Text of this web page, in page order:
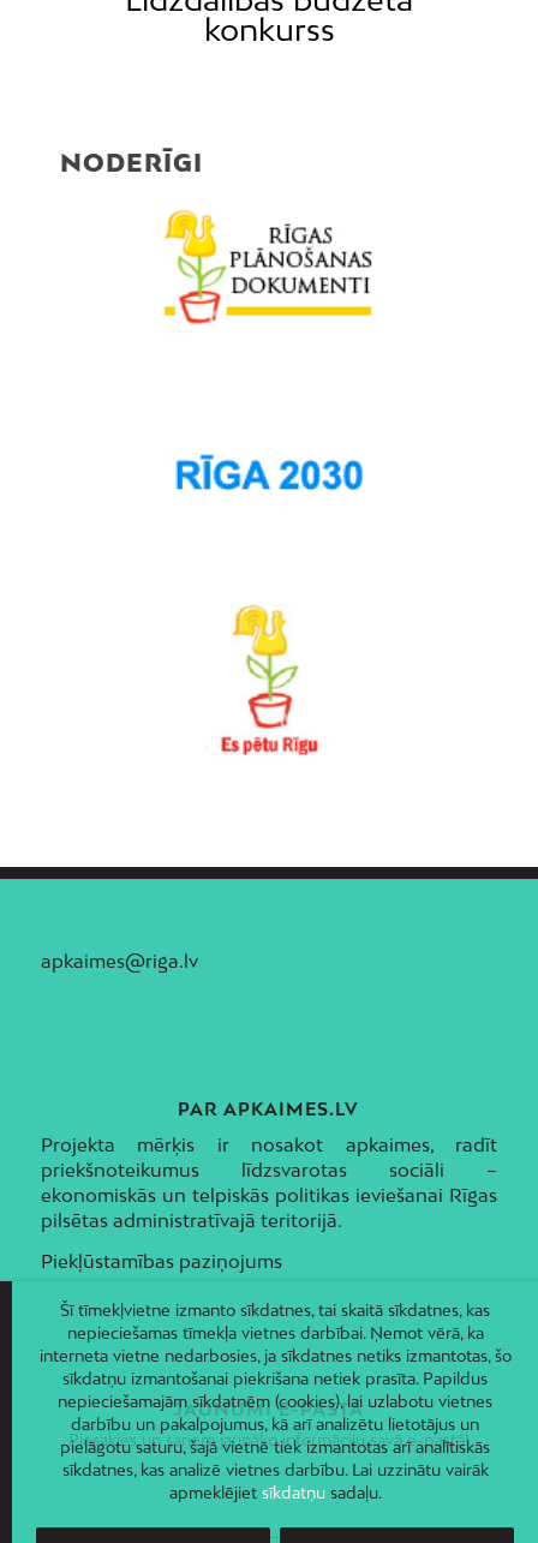
konkurss
NODERĪGI
apkaimes@riga.lv
PAR APKAIMES.LV
Projekta mērķis ir nosakot apkaimes, radīt
priekšnoteikumus līdzsvarotas sociāli –
ekonomiskās un telpiskās politikas ieviešanai Rīgas
pilsētas administratīvajā teritorijā.
Piekļūstamības paziņojums
JAUNUMI E-PASTĀ
Piesakies un saņem jaunāko informāciju savā e-pastā!
Šī tīmekļvietne izmanto sīkdatnes, tai skaitā sīkdatnes, kas
nepieciešamas tīmekļa vietnes darbībai. Ņemot vērā, ka
interneta vietne nedarbosies, ja sīkdatnes netiks izmantotas, šo
sīkdatņu izmantošanai piekrišana netiek prasīta. Papildus
nepieciešamajām sīkdatnēm (cookies), lai uzlabotu vietnes
darbību un pakalpojumus, kā arī analizētu lietotājus un
pielāgotu saturu, šajā vietnē tiek izmantotas arī analītiskās
sīkdatnes, kas analizē vietnes darbību. Lai uzzinātu vairāk
apmeklējiet sīkdatņusadaļu.